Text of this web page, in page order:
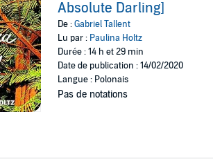
Absolute Darling]
De :Gabriel Tallent
Lu par : Paulina Holtz
Durée : 14 h et 29 min
Date de publication : 14/02/2020
Langue : Polonais
Pas de notations